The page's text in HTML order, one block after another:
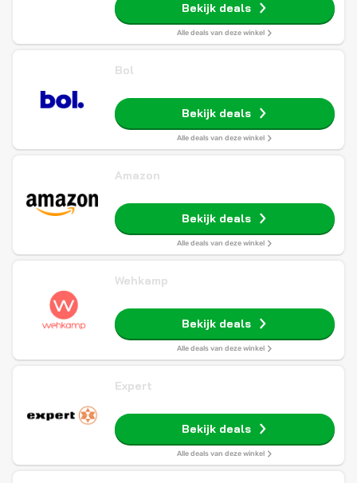
Bekijk deals
Alle deals van deze winkel
Bol
Bekijk deals
Alle deals van deze winkel
Amazon
Bekijk deals
Alle deals van deze winkel
Wehkamp
Bekijk deals
Alle deals van deze winkel
Expert
Bekijk deals
Alle deals van deze winkel